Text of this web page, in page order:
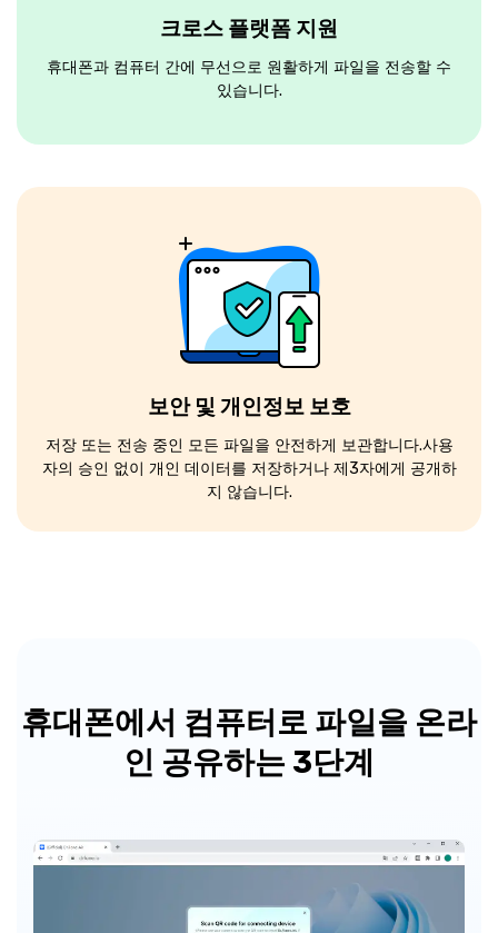
크로스 플랫폼 지원
휴대폰과 컴퓨터 간에 무선으로 원활하게 파일을 전송할 수
있습니다.
보안 및 개인정보 보호
저장 또는 전송 중인 모든 파일을 안전하게 보관합니다.사용
자의 승인 없이 개인 데이터를 저장하거나 제3자에게 공개하
지 않습니다.
휴대폰에서 컴퓨터로 파일을 온라
인 공유하는 3단계